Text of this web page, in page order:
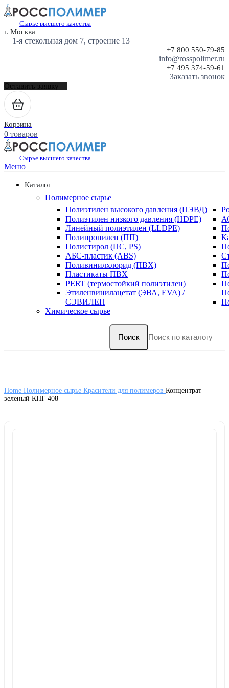
Сырье высшего качества
г. Москва
1-я стекольная дом 7, строение 13
+7 800 550-79-85
info@rosspolimer.ru
+7 495 374-59-61
Заказать звонок
Оставить заявку
Корзина
0 товаров
Сырье высшего качества
Меню
Каталог
Полимерное сырье
Полиэтилен высокого давления (ПЭВД)
Полиэтилен низкого давления (HDPE)
Линейный полиэтилен (LLDPE)
Полипропилен (ПП)
Полистирол (ПС, PS)
АБС-пластик (ABS)
Поливинилхлорид (ПВХ)
Пластикаты ПВХ
PERT (термостойкий полиэтилен)
Этиленвинилацетат (ЭВА, EVA) /
СЭВИЛЕН
Химическое сырье
Поиск
Home Полимерное сырье Красители для полимеров Концентрат
зеленый КПГ 408